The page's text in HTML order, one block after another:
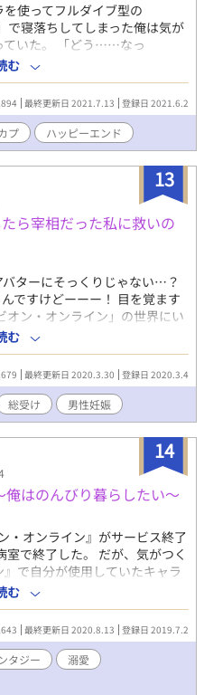
使ってフルダイブ型の
で寝落ちしてしまった俺は気が
ていた。 「どう……なっ
ーばかりを狙って狩ると言う
なものはいなかったのに！と
チの悪い呪いをかけられてしま
ばまともに戦えたかもしれな
いたキースを拾って一緒に生
イさん～！大好きです～！」
イさん（ログアウト出来ない
まにファイさんが無双したりし
か月があり、30日。月が満ち
弦、そこを境に15日が減って
キースが痛い目にあっており
ていただけるととても嬉しい
いそしんでいます。
む
最終更新日 2021.7.13 登録日 2021.6.2
プ ハッピーエンド
13
ら宰相だった私に救いの
ターにそっくりじゃない…？
ですけどーーー！ 目を覚ます
オン・オンライン」の世界にい
？せんちゃんのティナ？あ
？それより私、男の人になっち
うしたら良いんですか！うち
ーー！ R18回には※が入って
受け 流血表現有り 番外編を書
す。 完結しています。 小説家
す。
む
最終更新日 2020.3.30 登録日 2020.3.4
総受け 男性妊娠
14
はのんびり暮らしたい〜
・オンライン』がサービス終了
で終了した。 だが、気がつく
で自分が使用していたキャラ
に転生しヒッキーな隠遁生活
ッキーを目指しつつ、そのま
たのだが…。 ※よくありがちな
トルシーンは基本的ありませ
好きなのはおっさんでもヒマ
迎です。(誹謗・中傷はご遠慮
む
最終更新日 2020.8.13 登録日 2019.7.2
タジー
溺愛